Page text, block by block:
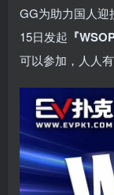
GG为助力国人迎
15日发起 『
可以参加，人人有